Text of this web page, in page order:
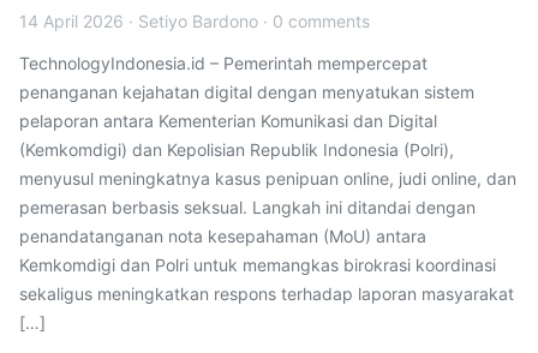
14 April 2026 · Setiyo Bardono · 0 comments
TechnologyIndonesia.id – Pemerintah mempercepat
penanganan kejahatan digital dengan menyatukan sistem
pelaporan antara Kementerian Komunikasi dan Digital
(Kemkomdigi) dan Kepolisian Republik Indonesia (Polri),
menyusul meningkatnya kasus penipuan online, judi online, dan
pemerasan berbasis seksual. Langkah ini ditandai dengan
penandatanganan nota kesepahaman (MoU) antara
Kemkomdigi dan Polri untuk memangkas birokrasi koordinasi
sekaligus meningkatkan respons terhadap laporan masyarakat
[…]